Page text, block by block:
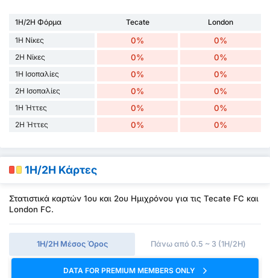
1H/2H Φόρμα Tecate
London
1H Νίκες
0% 0%
2H Νίκες 0% 0%
1H Ισοπαλίες 0% 0%
2H Ισοπαλίες 0% 0%
1H Ήττες 0% 0%
2H Ήττες 0% 0%
1H/2H Κάρτες
Στατιστικά καρτών 1ου και 2ου Ημιχρόνου για τις Tecate FC και
London FC.
1Η/2Η Μέσος Όρος Πάνω από 0.5 ~ 3 (1H/2H)
DATA FOR PREMIUM MEMBERS ONLY